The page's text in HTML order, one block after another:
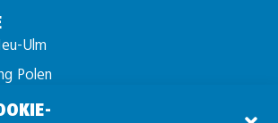
Ulm
Polen